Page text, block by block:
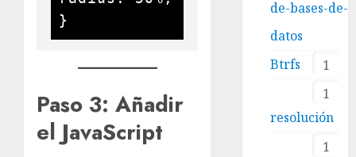
}
Paso 3: Añadir
el JavaScript
de-bases-de-
datos
1
Btrfs
1
resolución
1